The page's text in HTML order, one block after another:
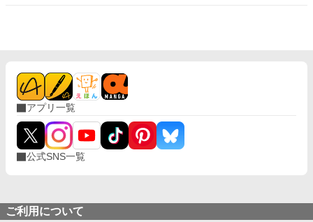
アプリ一覧
公式SNS一覧
ご利用について